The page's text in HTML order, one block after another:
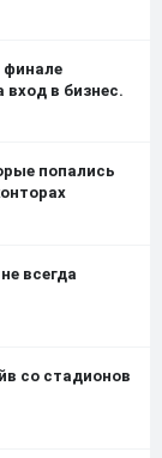
финале
вход в бизнес.
попались
всегда
со стадионов